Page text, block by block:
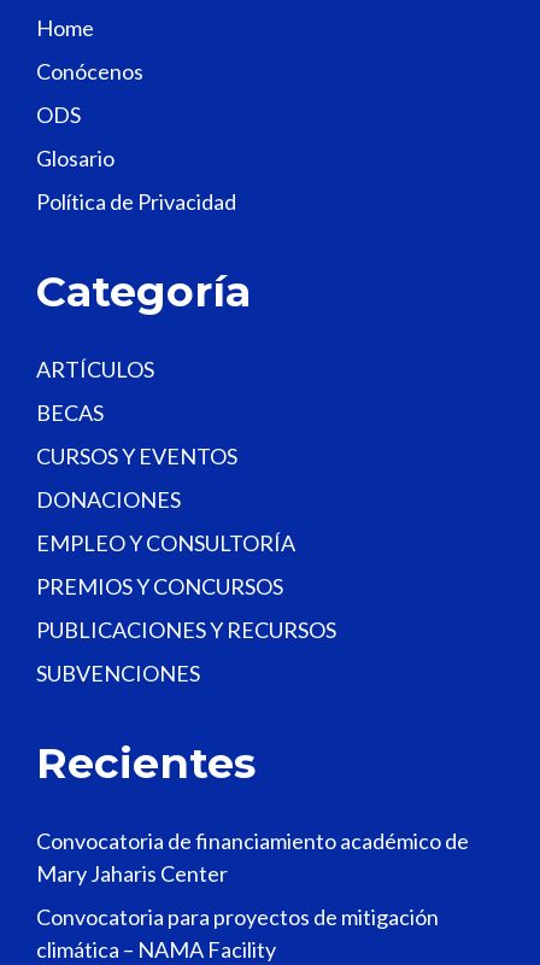
f
i
e
d
b
n
.
Home
Conócenos
ODS
Glosario
Política de Privacidad
Categoría
ARTÍCULOS
BECAS
CURSOS Y EVENTOS
DONACIONES
EMPLEO Y CONSULTORÍA
PREMIOS Y CONCURSOS
PUBLICACIONES Y RECURSOS
SUBVENCIONES
Recientes
Convocatoria de financiamiento académico de
Mary Jaharis Center
Convocatoria para proyectos de mitigación
climática – NAMA Facility